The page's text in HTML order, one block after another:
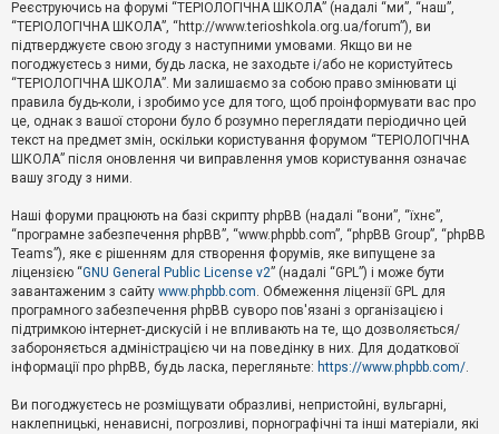
и
б
е
з
в
і
д
п
о
в
і
д
й
А
к
т
и
в
н
і
м
и
Реєструючись на форумі “ТЕРІОЛОГІЧНА ШКОЛА” (надалі “ми”, “наш”,
“ТЕРІОЛОГІЧНА ШКОЛА”, “http://www.terioshkola.org.ua/forum”), ви
підтверджуєте свою згоду з наступними умовами. Якщо ви не
погоджуєтесь з ними, будь ласка, не заходьте і/або не користуйтесь
“ТЕРІОЛОГІЧНА ШКОЛА”. Ми залишаємо за собою право змінювати ці
правила будь-коли, і зробимо усе для того, щоб проінформувати вас про
це, однак з вашої сторони було б розумно переглядати періодично цей
текст на предмет змін, оскільки користування форумом “ТЕРІОЛОГІЧНА
ШКОЛА” після оновлення чи виправлення умов користування означає
вашу згоду з ними.
Наші форуми працюють на базі скрипту phpBB (надалі “вони”, “їхнє”,
“програмне забезпечення phpBB”, “www.phpbb.com”, “phpBB Group”, “phpBB
Teams”), яке є рішенням для створення форумів, яке випущене за
ліцензією “GNU General Public License v2” (надалі “GPL”) і може бути
завантаженим з сайту www.phpbb.com. Обмеження ліцензії GPL для
програмного забезпечення phpBB суворо пов'язані з організацією і
підтримкою інтернет-дискусій і не впливають на те, що дозволяється/
забороняється адміністрацією чи на поведінку в них. Для додаткової
інформації про phpBB, будь ласка, перегляньте: https://www.phpbb.com/.
Ви погоджуєтесь не розміщувати образливі, непристойні, вульгарні,
наклепницькі, ненависні, погрозливі, порнографічні та інші матеріали, які